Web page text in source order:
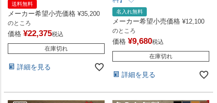
送料無料
メーカー希望小売価格 ¥35,200
のところ
価格 ¥22,375税込
在庫切れ
詳細を見る
名入れ無料
メーカー希望小売価格 ¥12,100
のところ
価格 ¥9,680税込
在庫切れ
詳細を見る